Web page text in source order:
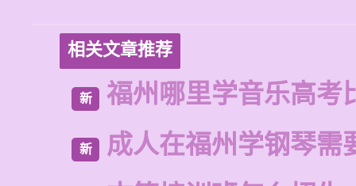
相关文章推荐
新 福州哪里学音乐高考
新
成人在福州学钢琴需